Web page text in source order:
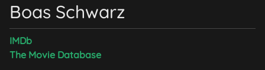
Boas Schwarz
IMDb
The Movie Database